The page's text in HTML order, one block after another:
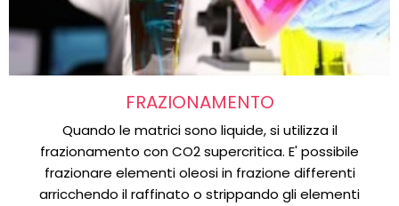
FRAZIONAMENTO
Quando le matrici sono liquide, si utilizza il
frazionamento con CO2 supercritica. E' possibile
frazionare elementi oleosi in frazione differenti
arricchendo il raffinato o strippando gli elementi